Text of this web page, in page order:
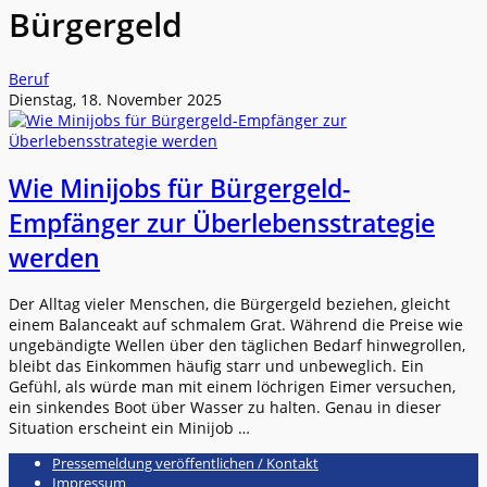
Bürgergeld
Beruf
Dienstag, 18. November 2025
Wie Minijobs für Bürgergeld-
Empfänger zur Überlebensstrategie
werden
Der Alltag vieler Menschen, die Bürgergeld beziehen, gleicht
einem Balanceakt auf schmalem Grat. Während die Preise wie
ungebändigte Wellen über den täglichen Bedarf hinwegrollen,
bleibt das Einkommen häufig starr und unbeweglich. Ein
Gefühl, als würde man mit einem löchrigen Eimer versuchen,
ein sinkendes Boot über Wasser zu halten. Genau in dieser
Situation erscheint ein Minijob …
Pressemeldung veröffentlichen / Kontakt
Impressum